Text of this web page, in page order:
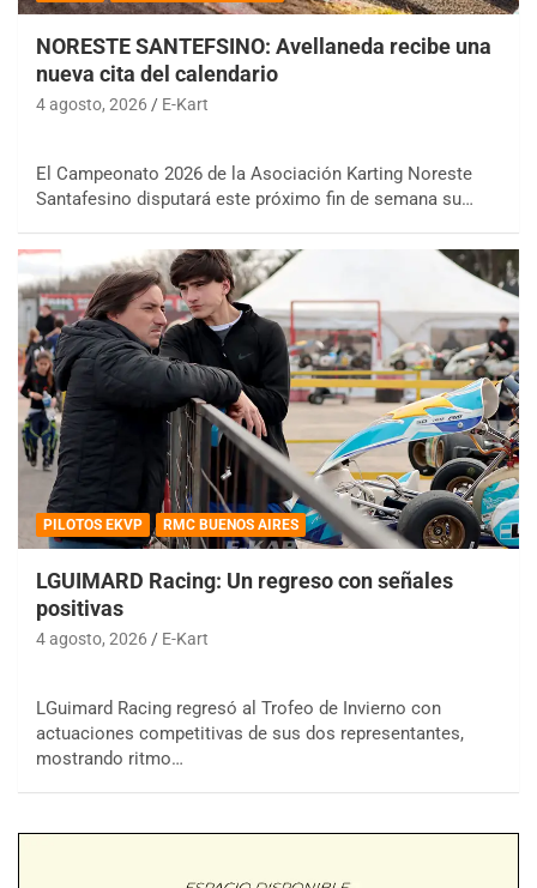
NORESTE SANTEFSINO: Avellaneda recibe una
nueva cita del calendario
4 agosto, 2026 E-Kart
El Campeonato 2026 de la Asociación Karting Noreste
Santafesino disputará este próximo fin de semana su…
PILOTOS EKVP RMC BUENOS AIRES
LGUIMARD Racing: Un regreso con señales
positivas
4 agosto, 2026 E-Kart
LGuimard Racing regresó al Trofeo de Invierno con
actuaciones competitivas de sus dos representantes,
mostrando ritmo…